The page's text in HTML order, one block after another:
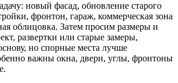
новый фасад, обновление старого
фронтон, гараж, коммерческая зона
облицовка. Затем просим размеры и
развертки или старые замеры,
но спорные места лучше
важны окна, двери, углы, фронтоны